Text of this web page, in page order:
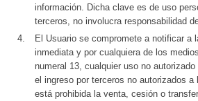
información. Dicha clave es de uso
terceros, no involucra responsabilidad
El Usuario se compromete a notificar a
inmediata y por cualquiera de los
numeral 13, cualquier uso no
el ingreso por terceros no autorizados
está prohibida la venta, cesión o